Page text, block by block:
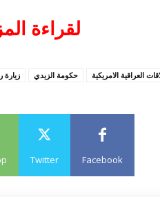
لقراءة
العراقية الامريكية حكومة الزيدي زيارة
Facebook
Twitter